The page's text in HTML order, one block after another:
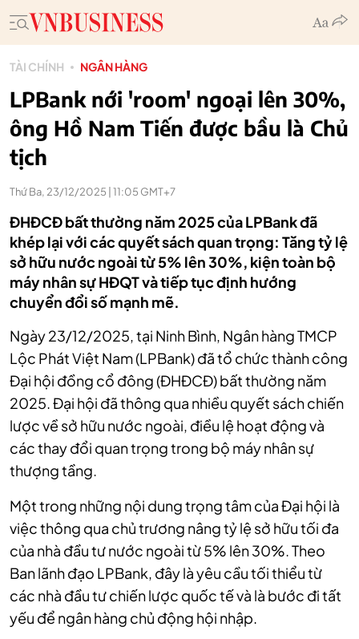
TÀI CHÍNH NGÂN HÀNG
LPBank nới 'room' ngoại lên 30%,
ông Hồ Nam Tiến được bầu là Chủ
tịch
Thứ Ba, 23/12/2025 | 11:05 GMT+7
ĐHĐCĐ bất thường năm 2025 của LPBank đã
khép lại với các quyết sách quan trọng: Tăng tỷ lệ
sở hữu nước ngoài từ 5% lên 30%, kiện toàn bộ
máy nhân sự HĐQT và tiếp tục định hướng
chuyển đổi số mạnh mẽ.
Ngày 23/12/2025, tại Ninh Bình, Ngân hàng TMCP
Lộc Phát Việt Nam (LPBank) đã tổ chức thành công
Đại hội đồng cổ đông (ĐHĐCĐ) bất thường năm
2025. Đại hội đã thông qua nhiều quyết sách chiến
lược về sở hữu nước ngoài, điều lệ hoạt động và
các thay đổi quan trọng trong bộ máy nhân sự
thượng tầng.
Một trong những nội dung trọng tâm của Đại hội là
việc thông qua chủ trương nâng tỷ lệ sở hữu tối đa
của nhà đầu tư nước ngoài từ 5% lên 30%. Theo
Ban lãnh đạo LPBank, đây là yêu cầu tối thiểu từ
các nhà đầu tư chiến lược quốc tế và là bước đi tất
yếu để ngân hàng chủ động hội nhập.